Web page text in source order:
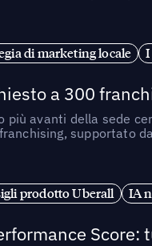
di marketing locale
a 300
più avanti della sede
supportato
prodotto Uberall IA